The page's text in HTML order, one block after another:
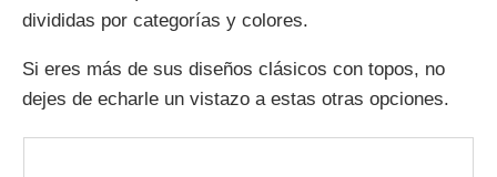
divididas por categorías y colores.
Si eres más de sus diseños clásicos con topos, no
dejes de echarle un vistazo a estas otras opciones.